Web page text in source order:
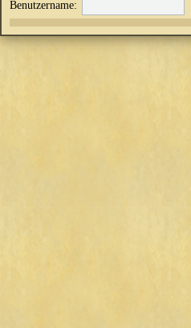
Benutzername: